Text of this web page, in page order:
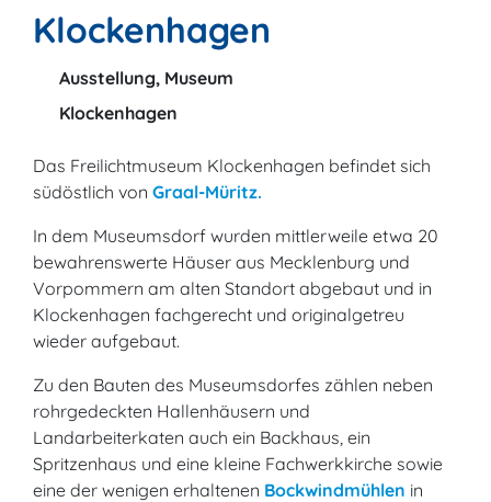
Klockenhagen
Ausstellung, Museum
Klockenhagen
Das Freilichtmuseum Klockenhagen befindet sich
südöstlich von Graal-Müritz.
In dem Museumsdorf wurden mittlerweile etwa 20
bewahrenswerte Häuser aus Mecklenburg und
Vorpommern am alten Standort abgebaut und in
Klockenhagen fachgerecht und originalgetreu
wieder aufgebaut.
Zu den Bauten des Museumsdorfes zählen neben
rohrgedeckten Hallenhäusern und
Landarbeiterkaten auch ein Backhaus, ein
Spritzenhaus und eine kleine Fachwerkkirche sowie
eine der wenigen erhaltenen Bockwindmühlen in